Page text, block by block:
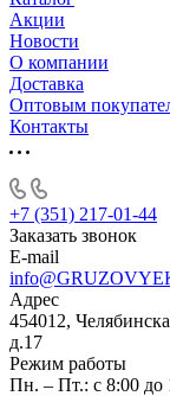
Акции
Новости
О компании
Доставка
Оптовым
Контакты
+7 (351) 217-01-44
Заказать звонок
E-mail
Адрес
454012,
д.17
Режим работы
Пн. – Пт.: с 8:00 до